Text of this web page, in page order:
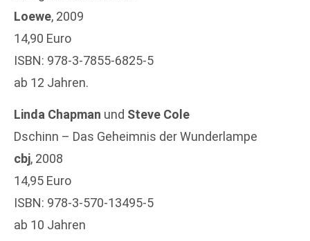
Loewe, 2009
14,90 Euro
ISBN: 978-3-7855-6825-5
ab 12 Jahren.
Linda Chapman und Steve Cole
Dschinn – Das Geheimnis der Wunderlampe
cbj, 2008
14,95 Euro
ISBN: 978-3-570-13495-5
ab 10 Jahren